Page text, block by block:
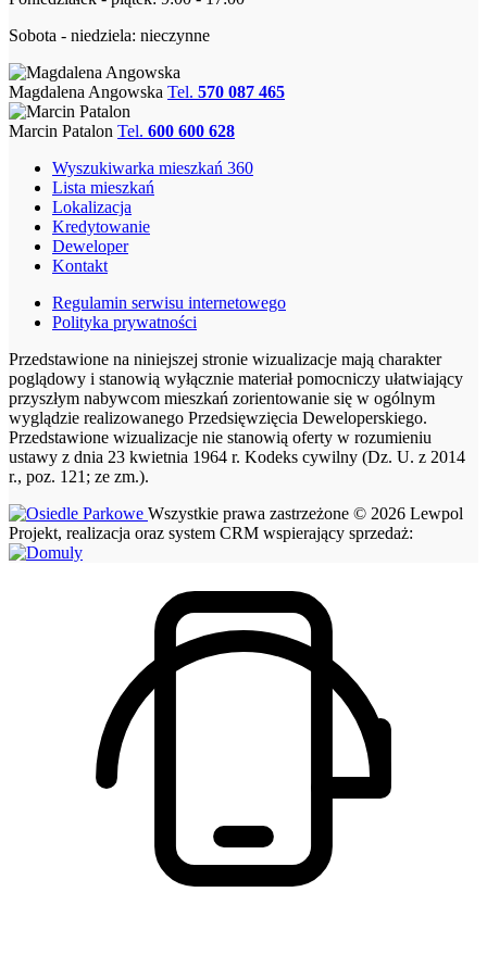
Sobota - niedziela: nieczynne
Magdalena Angowska Tel. 570 087 465
Marcin Patalon Tel. 600 600 628
Wyszukiwarka mieszkań 360
Lista mieszkań
Lokalizacja
Kredytowanie
Deweloper
Kontakt
Regulamin serwisu internetowego
Polityka prywatności
Przedstawione na niniejszej stronie wizualizacje mają charakter
poglądowy i stanowią wyłącznie materiał pomocniczy ułatwiający
przyszłym nabywcom mieszkań zorientowanie się w ogólnym
wyglądzie realizowanego Przedsięwzięcia Deweloperskiego.
Przedstawione wizualizacje nie stanowią oferty w rozumieniu
ustawy z dnia 23 kwietnia 1964 r. Kodeks cywilny (Dz. U. z 2014
r., poz. 121; ze zm.).
Wszystkie prawa zastrzeżone © 2026 Lewpol
Projekt, realizacja oraz system CRM wspierający sprzedaż: